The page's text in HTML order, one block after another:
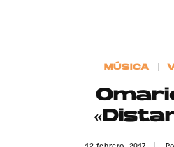
MÚSICA